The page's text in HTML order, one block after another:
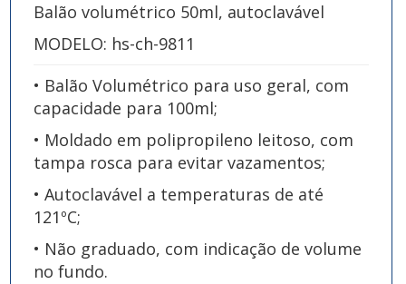
Balão volumétrico 50ml, autoclavável
MODELO: hs-ch-9811
• Balão Volumétrico para uso geral, com
capacidade para 100ml;
• Moldado em polipropileno leitoso, com
tampa rosca para evitar vazamentos;
• Autoclavável a temperaturas de até
121ºC;
• Não graduado, com indicação de volume
no fundo.